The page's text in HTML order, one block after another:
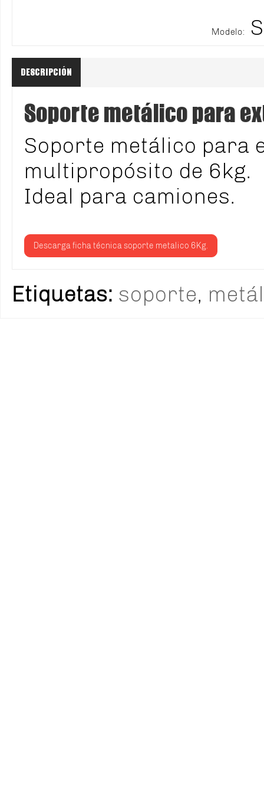
Modelo:
DESCRIPCIÓN
Soporte metálico para
Soporte metálico para
multipropósito de 6kg.
Ideal para camiones.
Descarga ficha técnica soporte metalico 6Kg.
Etiquetas: soporte,